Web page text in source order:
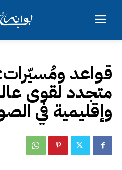
قواعد
متجدد لقوى
وإقليمية في